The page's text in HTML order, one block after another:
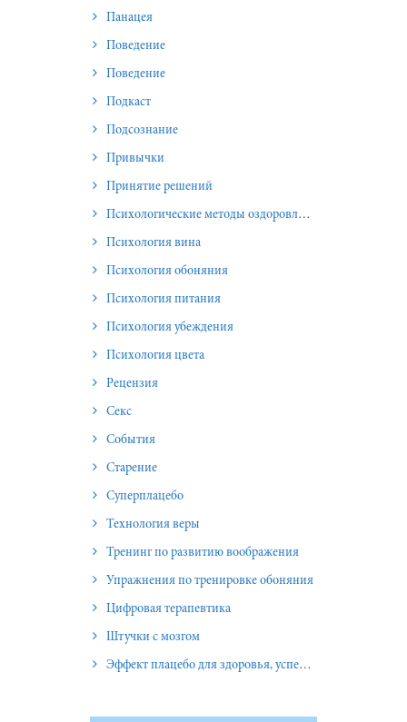
Панацея
Поведение
Поведение
Подкаст
Подсознание
Привычки
Принятие решений
Психологические методы оздоровления и омоложения
Психология вина
Психология обоняния
Психология питания
Психология убеждения
Психология цвета
Рецензия
Секс
События
Старение
Суперплацебо
Технология веры
Тренинг по развитию воображения
Упражнения по тренировке обоняния
Цифровая терапевтика
Штучки с мозгом
Эффект плацебо для здоровья, успеха и отношений